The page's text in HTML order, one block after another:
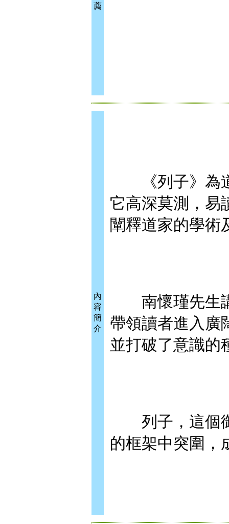
薦
內
容
簡
介
《列子》為道
它高深莫測，易
闡釋道家的學術
南懷瑾先生講
帶領讀者進入廣
並打破了意識的
列子，這個御
的框架中突圍